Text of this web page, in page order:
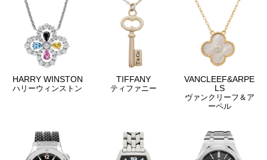
HARRY WINSTON
ハリーウィンストン
TIFFANY
ティファニー
VANCLEEF&ARPE
LS
ヴァンクリーフ＆ア
ーペル